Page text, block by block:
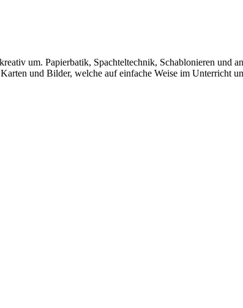
um. Papierbatik, Spachteltechnik, Schablonieren und
und Bilder, welche auf einfache Weise im Unterricht